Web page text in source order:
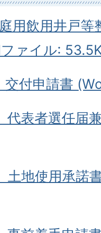
用飲用井戸等
ァイル:
交付申請書
代表者選任届
土地使用承諾